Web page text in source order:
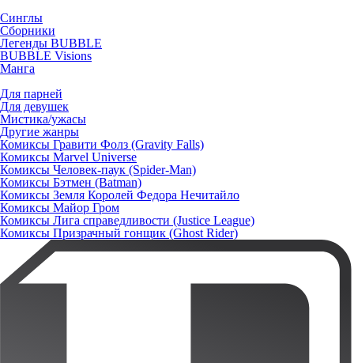
Синглы
Сборники
Легенды BUBBLE
BUBBLE Visions
Манга
Для парней
Для девушек
Мистика/ужасы
Другие жанры
Комиксы Гравити Фолз (Gravity Falls)
Комиксы Marvel Universe
Комиксы Человек-паук (Spider-Man)
Комиксы Бэтмен (Batman)
Комиксы Земля Королей Федора Нечитайло
Комиксы Майор Гром
Комиксы Лига справедливости (Justice League)
Комиксы Призрачный гонщик (Ghost Rider)